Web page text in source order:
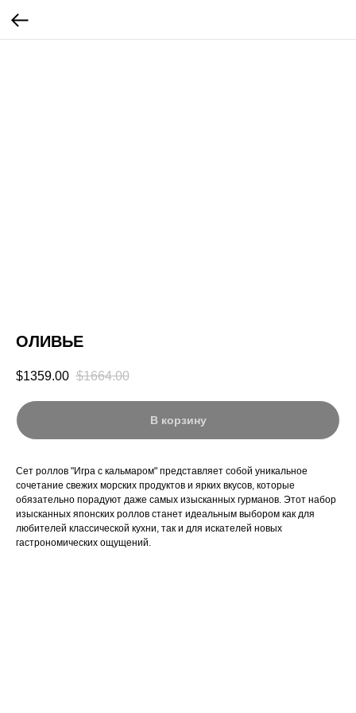
ОЛИВЬЕ
$1359.00 $1664.00
В корзину
Сет роллов "Игра с кальмаром" представляет собой уникальное
сочетание свежих морских продуктов и ярких вкусов, которые
обязательно порадуют даже самых изысканных гурманов. Этот набор
изысканных японских роллов станет идеальным выбором как для
любителей классической кухни, так и для искателей новых
гастрономических ощущений.